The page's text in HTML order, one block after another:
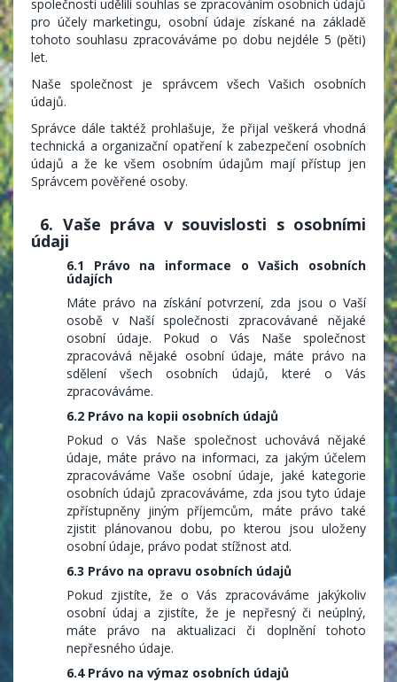
společnosti udělili souhlas se zpracováním osobních údajů
pro účely marketingu, osobní údaje získané na základě
tohoto souhlasu zpracováváme po dobu nejdéle 5 (pěti)
let.
Naše společnost je správcem všech Vašich osobních
údajů.
Správce dále taktéž prohlašuje, že přijal veškerá vhodná
technická a organizační opatření k zabezpečení osobních
údajů a že ke všem osobním údajům mají přístup jen
Správcem pověřené osoby.
6. Vaše práva v souvislosti s osobními
údaji
6.1 Právo na informace o Vašich osobních
údajích
Máte právo na získání potvrzení, zda jsou o Vaší
osobě v Naší společnosti zpracovávané nějaké
osobní údaje. Pokud o Vás Naše společnost
zpracovává nějaké osobní údaje, máte právo na
sdělení všech osobních údajů, které o Vás
zpracováváme.
6.2 Právo na kopii osobních údajů
Pokud o Vás Naše společnost uchovává nějaké
údaje, máte právo na informaci, za jakým účelem
zpracováváme Vaše osobní údaje, jaké kategorie
osobních údajů zpracováváme, zda jsou tyto údaje
zpřístupněny jiným příjemcům, máte právo také
zjistit plánovanou dobu, po kterou jsou uloženy
osobní údaje, právo podat stížnost atd.
6.3 Právo na opravu osobních údajů
Pokud zjistíte, že o Vás zpracováváme jakýkoliv
osobní údaj a zjistíte, že je nepřesný či neúplný,
máte právo na aktualizaci či doplnění tohoto
nepřesného údaje.
6.4 Právo na výmaz osobních údajů